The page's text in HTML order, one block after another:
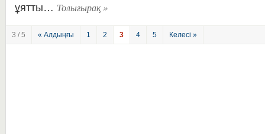
ұятты… Толығырақ»
3 / 5 « Алдыңғы 1 2 3 4 5 Келесі »